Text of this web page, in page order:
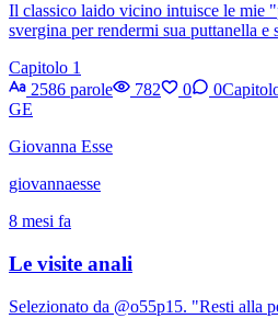
Il classico laido vicino intuisce le mie
svergina per rendermi sua puttanella e
Capitolo 1
2586 parole
782 0 0
GE
Giovanna Esse
giovannaesse
8 mesi fa
Le visite anali
Selezionato da @o55p15. "Resti alla